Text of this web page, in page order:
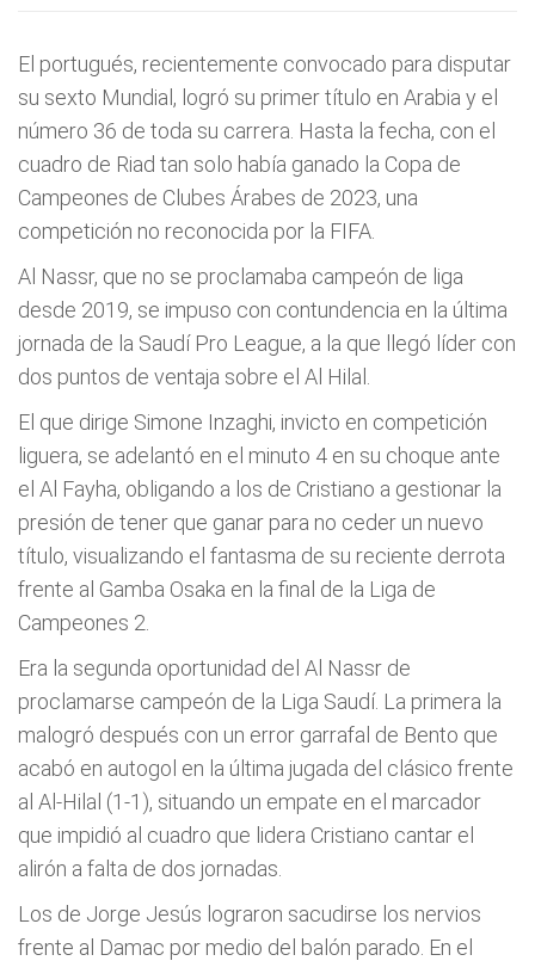
El portugués, recientemente convocado para disputar
su sexto Mundial, logró su primer título en Arabia y el
número 36 de toda su carrera. Hasta la fecha, con el
cuadro de Riad tan solo había ganado la Copa de
Campeones de Clubes Árabes de 2023, una
competición no reconocida por la FIFA.
Al Nassr, que no se proclamaba campeón de liga
desde 2019, se impuso con contundencia en la última
jornada de la Saudí Pro League, a la que llegó líder con
dos puntos de ventaja sobre el Al Hilal.
El que dirige Simone Inzaghi, invicto en competición
liguera, se adelantó en el minuto 4 en su choque ante
el Al Fayha, obligando a los de Cristiano a gestionar la
presión de tener que ganar para no ceder un nuevo
título, visualizando el fantasma de su reciente derrota
frente al Gamba Osaka en la final de la Liga de
Campeones 2.
Era la segunda oportunidad del Al Nassr de
proclamarse campeón de la Liga Saudí. La primera la
malogró después con un error garrafal de Bento que
acabó en autogol en la última jugada del clásico frente
al Al-Hilal (1-1), situando un empate en el marcador
que impidió al cuadro que lidera Cristiano cantar el
alirón a falta de dos jornadas.
Los de Jorge Jesús lograron sacudirse los nervios
frente al Damac por medio del balón parado. En el